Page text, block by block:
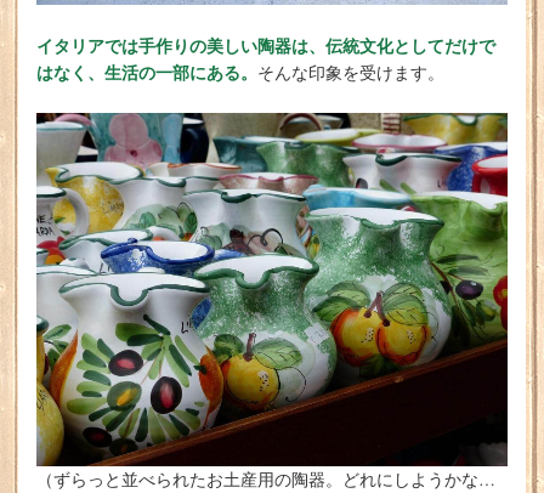
イタリアでは手作りの美しい陶器は、伝統文化としてだけで
はなく、生活の一部にある。 そんな印象を受けます。
（ずらっと並べられたお土産用の陶器。どれにしようかな…